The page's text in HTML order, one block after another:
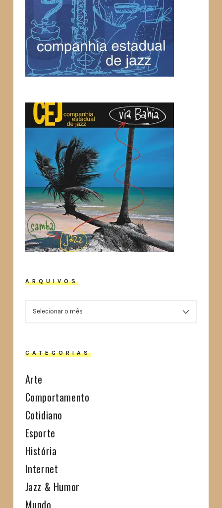
ARQUIVOS
CATEGORIAS
Arte
Comportamento
Cotidiano
Esporte
História
Internet
Jazz & Humor
Mundo